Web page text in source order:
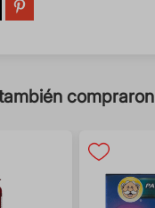
compraron